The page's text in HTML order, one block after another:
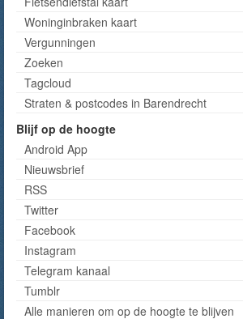
Woninginbraken kaart
Vergunningen
Zoeken
Tagcloud
Straten & postcodes in Barendrecht
Blijf op de hoogte
Android App
Nieuwsbrief
RSS
Twitter
Facebook
Instagram
Telegram kanaal
Tumblr
Alle manieren om op de hoogte te blijven